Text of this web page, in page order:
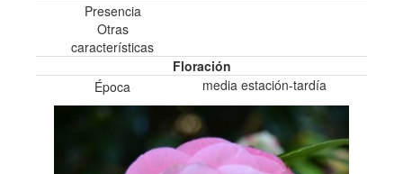
Presencia
Otras
características
Floración
Época
media estación-tardía